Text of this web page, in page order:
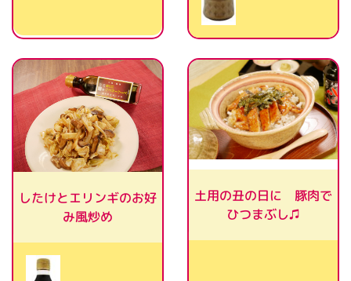
したけとエリンギのお好
み風炒め
土用の丑の日に 豚肉で
ひつまぶし♫